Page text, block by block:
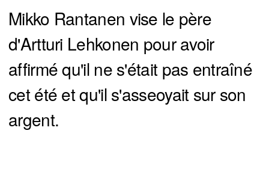
Mikko Rantanen vise le père
d'Artturi Lehkonen pour avoir
affirmé qu'il ne s'était pas entraîné
cet été et qu'il s'asseoyait sur son
argent.